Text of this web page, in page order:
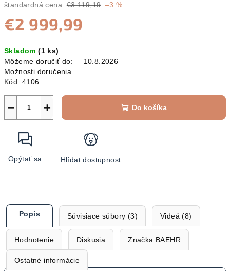
štandardná cena: €3 119,19 –3 %
€2 999,99
cena:
Skladom(1 ks)
Môžeme doručiť do:
10.8.2026
Možnosti doručenia
Kód: 4106
+
− Do košíka
Opýtať sa Hlídat dostupnost
Popis Súvisiace súbory (3) Videá (8)
Hodnotenie Diskusia Značka BAEHR
Ostatné informácie